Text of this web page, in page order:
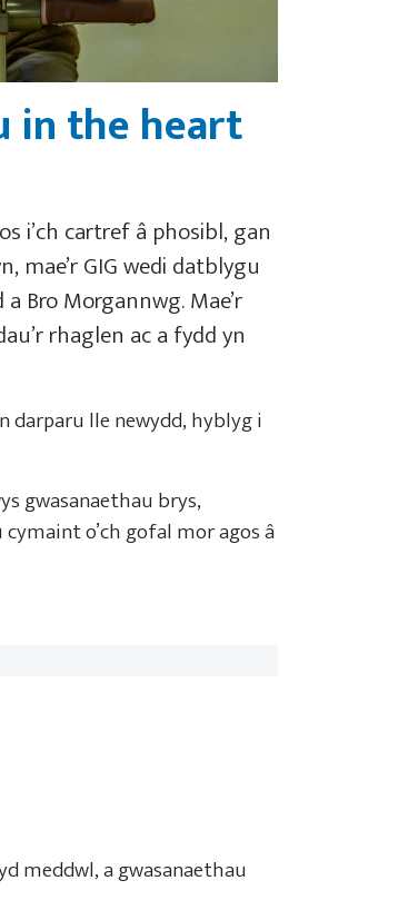
in the heart
i’ch cartref â phosibl, gan
mae’r GIG wedi datblygu
Bro Morgannwg. Mae’r
rhaglen ac a fydd yn
darparu lle newydd, hyblyg i
gwasanaethau brys,
o’ch gofal mor agos â
meddwl, a gwasanaethau